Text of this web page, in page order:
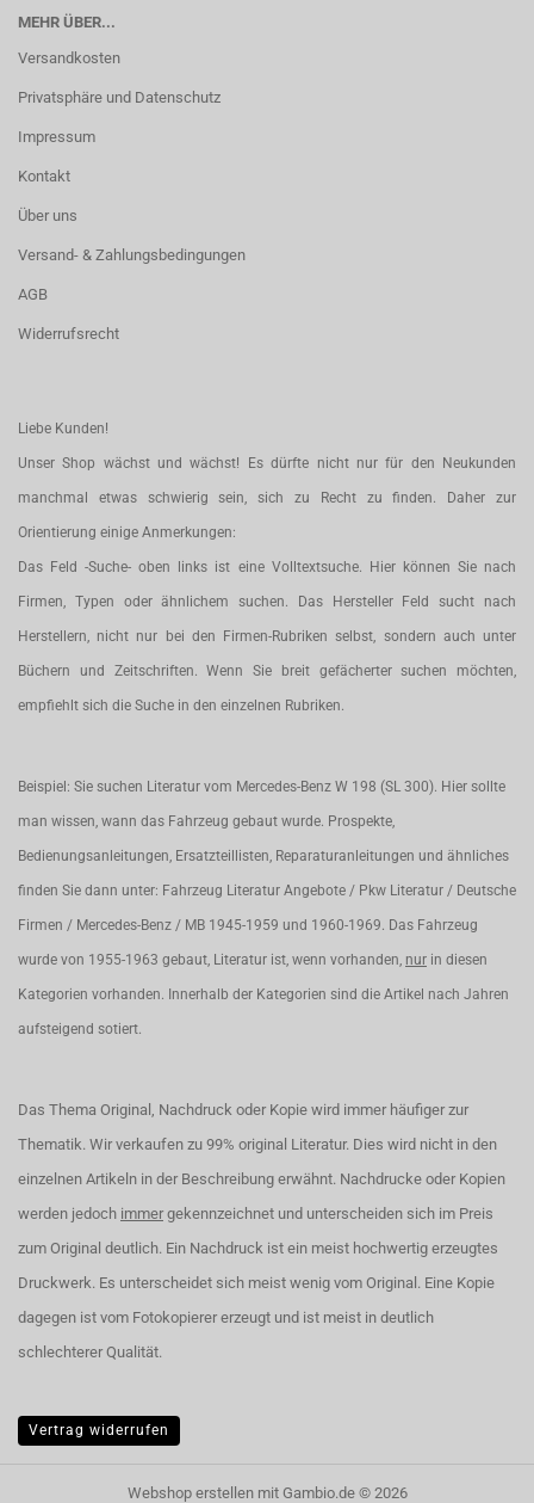
MEHR ÜBER...
Versandkosten
Privatsphäre und Datenschutz
Impressum
Kontakt
Über uns
Versand- & Zahlungsbedingungen
AGB
Widerrufsrecht
Liebe Kunden!
Unser Shop wächst und wächst! Es dürfte nicht nur für den Neukunden
manchmal etwas schwierig sein, sich zu Recht zu finden. Daher zur
Orientierung einige Anmerkungen:
Das Feld -Suche- oben links ist eine Volltextsuche. Hier können Sie nach
Firmen, Typen oder ähnlichem suchen. Das Hersteller Feld sucht nach
Herstellern, nicht nur bei den Firmen-Rubriken selbst, sondern auch unter
Büchern und Zeitschriften. Wenn Sie breit gefächerter suchen möchten,
empfiehlt sich die Suche in den einzelnen Rubriken.
Beispiel: Sie suchen Literatur vom Mercedes-Benz W 198 (SL 300). Hier sollte
man wissen, wann das Fahrzeug gebaut wurde. Prospekte,
Bedienungsanleitungen, Ersatzteillisten, Reparaturanleitungen und ähnliches
finden Sie dann unter: Fahrzeug Literatur Angebote / Pkw Literatur / Deutsche
Firmen / Mercedes-Benz / MB 1945-1959 und 1960-1969. Das Fahrzeug
wurde von 1955-1963 gebaut, Literatur ist, wenn vorhanden, nur in diesen
Kategorien vorhanden. Innerhalb der Kategorien sind die Artikel nach Jahren
aufsteigend sotiert.
Das Thema Original, Nachdruck oder Kopie wird immer häufiger zur
Thematik. Wir verkaufen zu 99% original Literatur. Dies wird nicht in den
einzelnen Artikeln in der Beschreibung erwähnt. Nachdrucke oder Kopien
werden jedoch immer gekennzeichnet und unterscheiden sich im Preis
zum Original deutlich. Ein Nachdruck ist ein meist hochwertig erzeugtes
Druckwerk. Es unterscheidet sich meist wenig vom Original. Eine Kopie
dagegen ist vom Fotokopierer erzeugt und ist meist in deutlich
schlechterer Qualität.
Vertrag widerrufen
Webshop erstellenmit Gambio.de © 2026